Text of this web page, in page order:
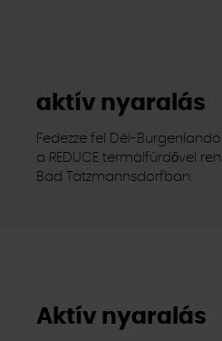
aktív nyaralás
Fedezze fel Dél-
a REDUCE termálfürdővel
Bad Tatzmannsdorfban.
Aktív nyaralás